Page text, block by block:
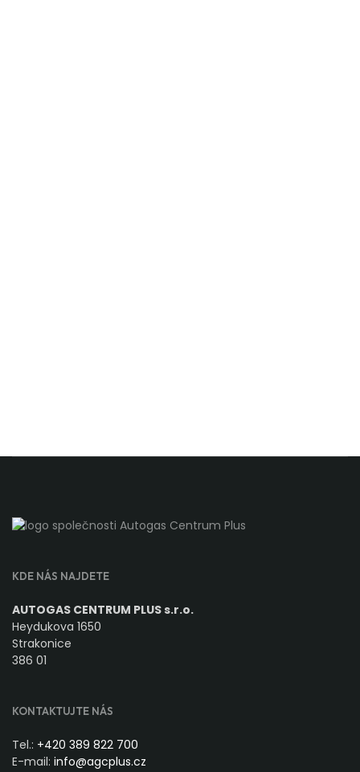
KDE NÁS NAJDETE
AUTOGAS CENTRUM PLUS s.r.o.
Heydukova 1650
Strakonice
386 01
KONTAKTUJTE NÁS
Tel.: +420 389 822 700
E-mail: info@agcplus.cz